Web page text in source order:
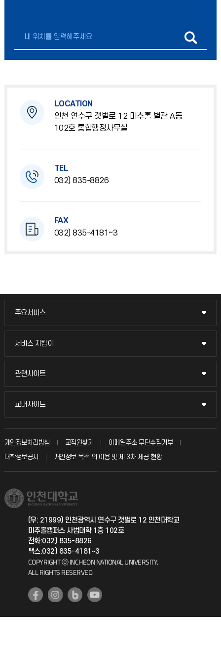
LOCATION
인천 연수구 갯벌로 12 미추홀 별관 A동
102호 통합행정사무실
TEL
032) 835-8826
FAX
032) 835-4181~3
주요서비스
주요서비스
교무회의방송
입학안내
취업정보(학생)
서비스 지킴이
서비스 지킴이
묻고 답하기
칭찬마당
학생서비스 지킴이
관련사이트
관련사이트
국방헬프콜
총동문회
교내사이트
교내사이트
교수회
교육혁신본부
국제지원과
공자아카데미
기초교육원
개인정보처리방침 교직원찾기
이메일주소 무단수집거부
대학정보공시
개인정보 목적 외 이용 및 제 3차 제공 현황
(우: 21999) 인천광역시 연수구 갯벌로 12 인천대학교
미추홀캠퍼스 사범대학 1층 102호
전화:032) 835-8826
팩스:032) 835-4181~3
COPYRIGHT ⓒ INCHEON NATIONAL UNIVERSITY.
ALL RIGHTS RESERVED.